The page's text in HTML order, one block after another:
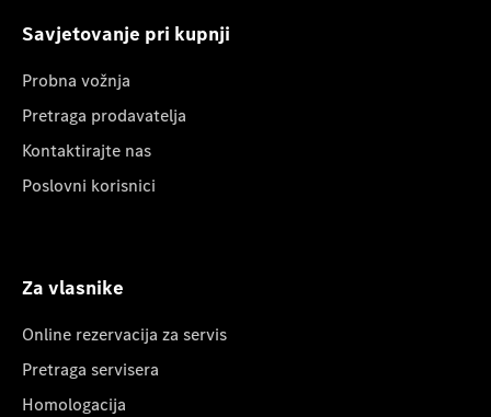
Savjetovanje pri kupnji
Probna vožnja
Pretraga prodavatelja
Kontaktirajte nas
Poslovni korisnici
Za vlasnike
Online rezervacija za servis
Pretraga servisera
Homologacija